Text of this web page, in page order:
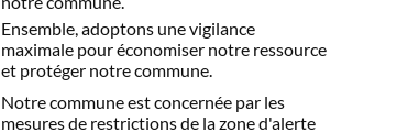
Ensemble, adoptons une vigilance
maximale pour économiser notre ressource
et protéger notre commune.
Notre commune est concernée par les
mesures de restrictions de la zone d'alerte